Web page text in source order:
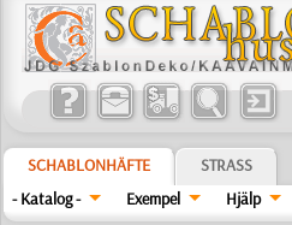
SCHABLONHÄFTE
STRASS
- Katalog -
Exempel Hjälp